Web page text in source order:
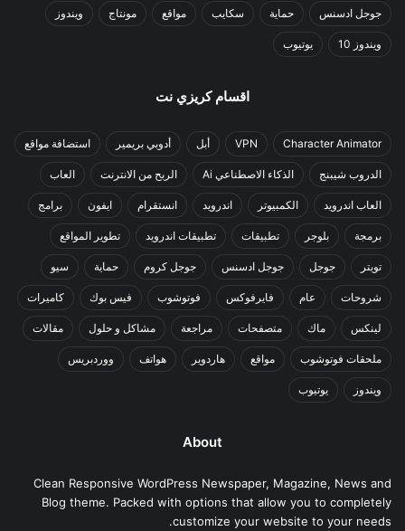
جوجل ادسنس حماية سكايب مواقع مونتاج ويندوز
ويندوز 10 يوتيوب
اقسام كريزي نت
Character Animator
VPN أبل أدوبي بريمير استضافة مواقع
الدروب شيبنج الذكاء الاصطناعي Ai الربح من الانترنت العاب
العاب اندرويد الكمبيوتر اندرويد انستقرام ايفون برامج
برمجة بلوجر تطبيقات تطبيقات اندرويد تطوير المواقع
تويتر جوجل جوجل ادسنس جوجل كروم حماية سيو
شروحات عام فايرفوكس فوتوشوب فيس بوك كاميرات
لينكس ماك متصفحات مراجعة مشاكل و حلول مقالات
ملحقات فوتوشوب مواقع هاردوير هواتف ووردبريس
ويندوز يوتيوب
About
Clean Responsive WordPress Newspaper, Magazine, News and
Blog theme. Packed with options that allow you to completely
customize your website to your needs.